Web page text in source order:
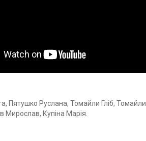
Пятушко Руслана, Томайли Гліб, Томайли
Мирослав, Купіна Марія.